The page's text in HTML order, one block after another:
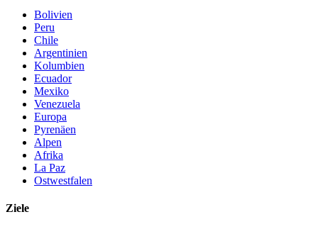
Bolivien
Peru
Chile
Argentinien
Kolumbien
Ecuador
Mexiko
Venezuela
Europa
Pyrenäen
Alpen
Afrika
La Paz
Ostwestfalen
Ziele